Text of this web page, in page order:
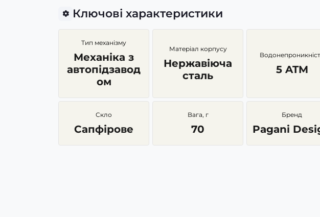
Ключові характеристики
Тип механізму
Механіка з
автопідзавод
ом
Матеріал корпусу
Нержавіюча
сталь
5 ATM
Скло
Сапфірове
Вага, г
70
Бренд
Pagani